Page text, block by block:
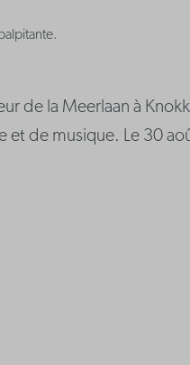
de la Meerlaan à
de musique. Le 30